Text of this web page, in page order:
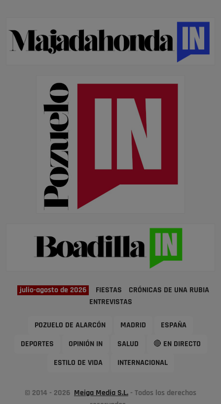
julio-agosto de 2026 FIESTAS
CRÓNICAS DE UNA RUBIA
ENTREVISTAS
POZUELO DE ALARCÓN MADRID ESPAÑA
DEPORTES OPINIÓN IN SALUD 🔴 EN DIRECTO
ESTILO DE VIDA INTERNACIONAL
© 2014 - 2026 Meiga Media S.L. - Todos los derechos